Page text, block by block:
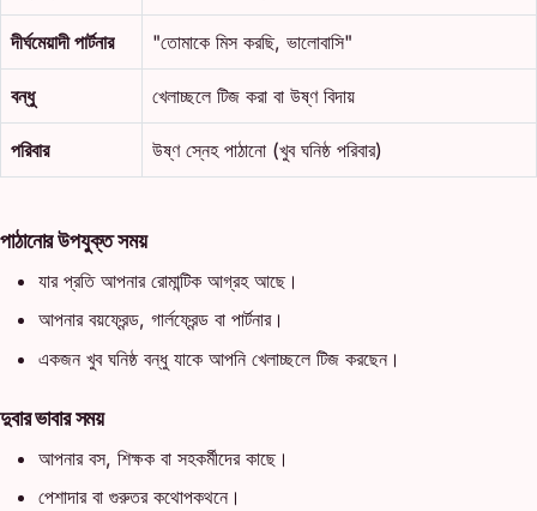
দীর্ঘমেয়াদী পার্টনার "তোমাকে মিস করছি, ভালোবাসি"
বন্ধু খেলাচ্ছলে টিজ করা বা উষ্ণ বিদায়
পরিবার উষ্ণ স্নেহ পাঠানো (খুব ঘনিষ্ঠ পরিবার)
পাঠানোর উপযুক্ত সময়
যার প্রতি আপনার রোমান্টিক আগ্রহ আছে।
আপনার বয়ফ্রেন্ড, গার্লফ্রেন্ড বা পার্টনার।
একজন খুব ঘনিষ্ঠ বন্ধু যাকে আপনি খেলাচ্ছলে টিজ করছেন।
দুবার ভাবার সময়
আপনার বস, শিক্ষক বা সহকর্মীদের কাছে।
পেশাদার বা গুরুতর কথোপকথনে।